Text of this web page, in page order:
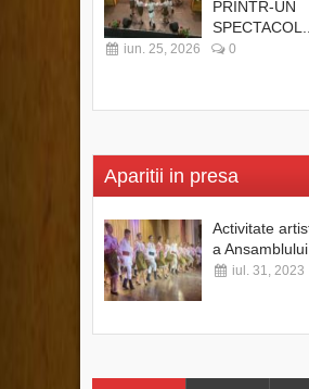
PRINTR-UN
SPECTACOL...
iun. 25, 2026 0
Aparitii in presa
Activitate
a Ansamblului
iul. 31, 2023